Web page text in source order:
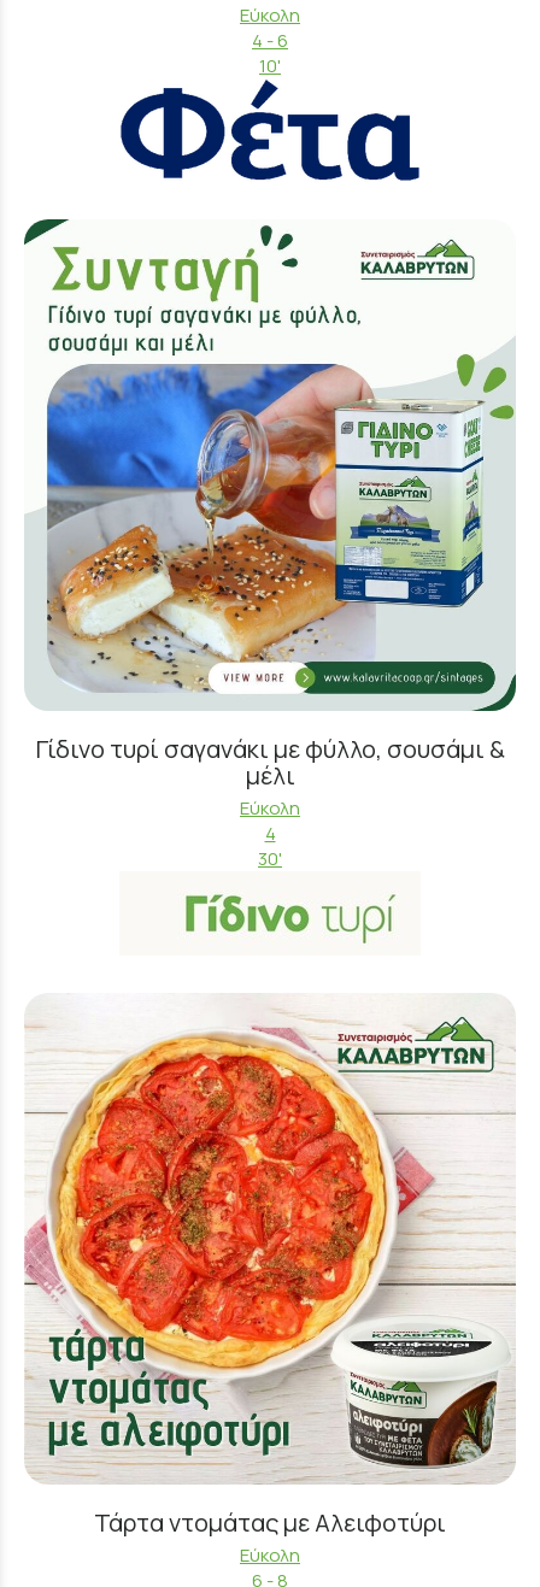
Εύκολη
4 - 6
10'
Γίδινο τυρί σαγανάκι με φύλλο, σουσάμι &
μέλι
Εύκολη
4
30'
Τάρτα ντομάτας με Αλειφοτύρι
Εύκολη
6 - 8